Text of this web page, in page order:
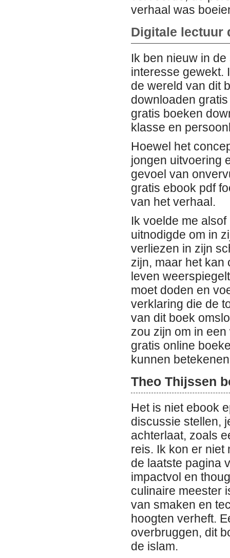
verhaal was
Digitale lectuur
Ik ben nieuw in
interesse gewekt.
de wereld van dit
downloaden
gratis boeken
klasse en
Hoewel het
jongen uitvoering
gevoel van
gratis ebook pdf
van het verhaal.
Ik voelde me
uitnodigde om in
verliezen in zijn
zijn, maar het kan
leven
moet doden en
verklaring die de
van dit boek
zou zijn om in
gratis online
kunnen
Theo Thijssen
Het is niet ebook
discussie stellen,
achterlaat, zoals
reis. Ik kon er niet
de laatste pagina
impactvol en
culinaire meester
van smaken en
hoogten verheft.
overbruggen, dit
de islam.